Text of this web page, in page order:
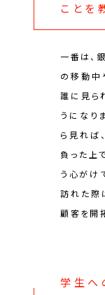
ことを
一番は、
の移動中
誰に見ら
うになり
ら見れば
負った上
う心がけ
訪れた際
顧客を開
学生へ